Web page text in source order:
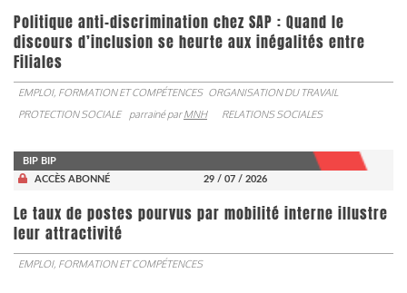
Politique anti-discrimination chez SAP : Quand le
discours d’inclusion se heurte aux inégalités entre
Filiales
EMPLOI, FORMATION ET COMPÉTENCES ORGANISATION DU TRAVAIL
PROTECTION SOCIALE
parrainé parMNH RELATIONS SOCIALES
BIP BIP
ACCÈS ABONNÉ
29 / 07 / 2026
Le taux de postes pourvus par mobilité interne illustre
leur attractivité
EMPLOI, FORMATION ET COMPÉTENCES